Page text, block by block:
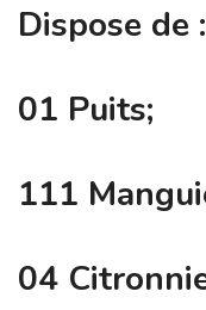
Dispose de :
01 Puits;
111
04